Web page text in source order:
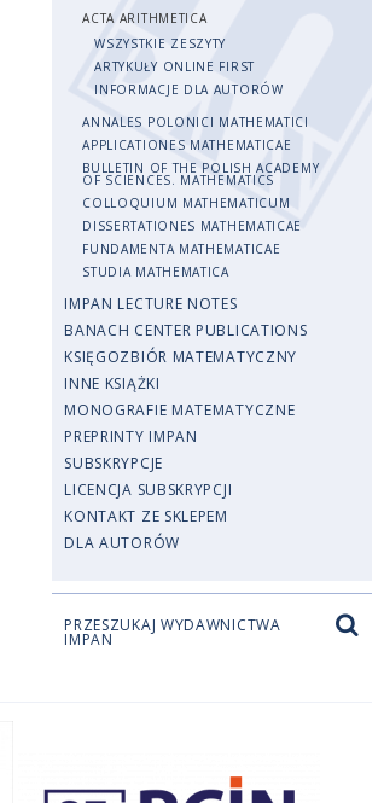
ACTA ARITHMETICA
WSZYSTKIE ZESZYTY
ARTYKUŁY ONLINE FIRST
INFORMACJE DLA AUTORÓW
ANNALES POLONICI MATHEMATICI
APPLICATIONES MATHEMATICAE
BULLETIN OF THE POLISH ACADEMY
OF SCIENCES. MATHEMATICS
COLLOQUIUM MATHEMATICUM
DISSERTATIONES MATHEMATICAE
FUNDAMENTA MATHEMATICAE
STUDIA MATHEMATICA
IMPAN LECTURE NOTES
BANACH CENTER PUBLICATIONS
KSIĘGOZBIÓR MATEMATYCZNY
INNE KSIĄŻKI
MONOGRAFIE MATEMATYCZNE
PREPRINTY IMPAN
SUBSKRYPCJE
LICENCJA SUBSKRYPCJI
KONTAKT ZE SKLEPEM
DLA AUTORÓW
PRZESZUKAJ WYDAWNICTWA
IMPAN